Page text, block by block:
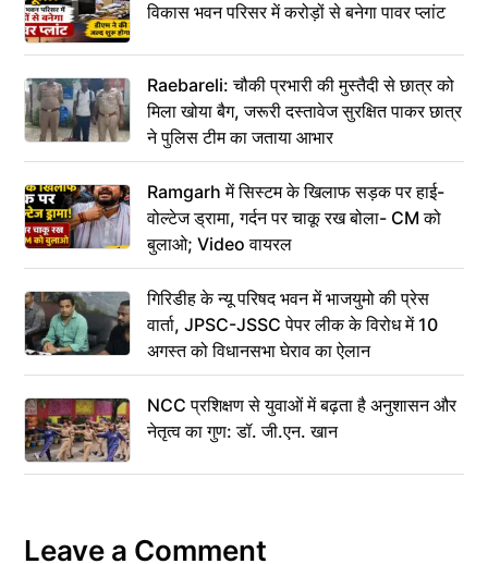
विकास भवन परिसर में करोड़ों से बनेगा पावर प्लांट
Raebareli: चौकी प्रभारी की मुस्तैदी से छात्र को
मिला खोया बैग, जरूरी दस्तावेज सुरक्षित पाकर छात्र
ने पुलिस टीम का जताया आभार
Ramgarh में सिस्टम के खिलाफ सड़क पर हाई-
वोल्टेज ड्रामा, गर्दन पर चाकू रख बोला- CM को
बुलाओ; Video वायरल
गिरिडीह के न्यू परिषद भवन में भाजयुमो की प्रेस
वार्ता, JPSC-JSSC पेपर लीक के विरोध में 10
अगस्त को विधानसभा घेराव का ऐलान
NCC प्रशिक्षण से युवाओं में बढ़ता है अनुशासन और
नेतृत्व का गुण: डॉ. जी.एन. खान
Leave a Comment